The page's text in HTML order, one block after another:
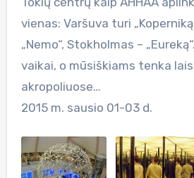
vienas: Varšuva turi
„Nemo“, Stokholmas –
vaikai, o mūsiškiams tenka
akropoliuose…
2015 m. sausio 01-03 d.